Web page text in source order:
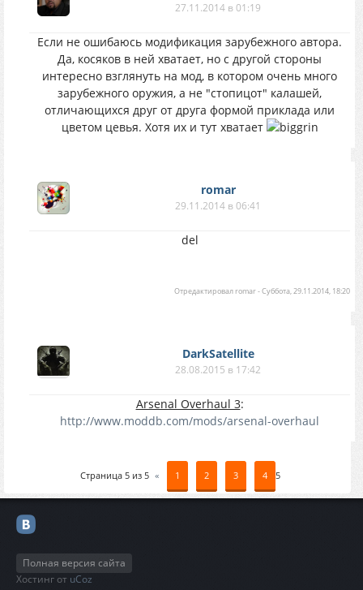
27.11.2014 в 01:19
Если не ошибаюсь модификация зарубежного автора.
Да, косяков в ней хватает, но с другой стороны
интересно взглянуть на мод, в котором очень много
зарубежного оружия, а не "стопицот" калашей,
отличающихся друг от друга формой приклада или
цветом цевья. Хотя их и тут хватает
romar
29.11.2014 в 06:41
del
Отредактировал romar-Суббота, 29.11.2014, 18:20
DarkSatellite
28.08.2015 в 17:42
Arsenal Overhaul 3:
http://www.moddb.com/mods/arsenal-overhaul
Страница 5 из 5 « 1 2 3 4 5
Полная версия сайта
Хостинг от uCoz